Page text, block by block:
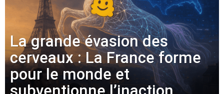
La grande évasion des
cerveaux : La France forme
pour le monde et